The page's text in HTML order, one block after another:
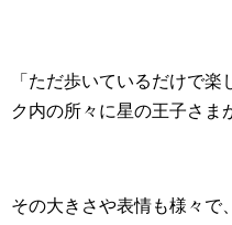
「ただ歩いているだけで
ク内の所々に星の王子さま
その大きさや表情も様々で